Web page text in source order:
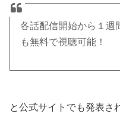
各話配信開始から１週
も無料で視聴可能！
と公式サイトでも発表さ